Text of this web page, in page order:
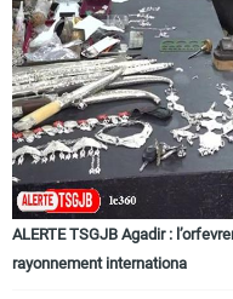
Circuits touristiques
Tourisme
Régions
ALERTE TSGJB Agadir :
rayonnement internationa